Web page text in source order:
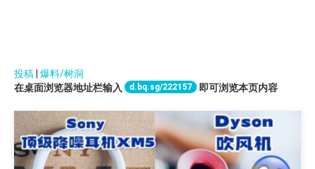
投稿 爆料/树洞
在桌面浏览器地址栏输入
d.bq.sg/222157 即可浏览本页内容